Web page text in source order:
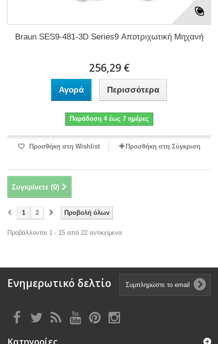
Braun SES9-481-3D Series9 Αποτριχωτική Μηχανή
256,29 €
Αγορά Περισσότερα
Παράδοση 4 έως 7 ημέρες
Προσθήκη στη Wishlist Προσθήκη στη Σύγκριση
Συγκρίνετε (0)
Προβολή όλων
1 2
Προβάλλονται 1 - 15 από 22 αντικείμενα
Ενημερωτικό δελτίο
Κατηγορίες